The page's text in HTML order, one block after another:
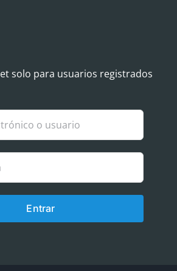
solo para usuarios registrados
Entrar